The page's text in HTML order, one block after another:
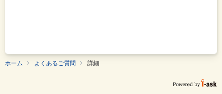
ホーム よくあるご質問 詳細